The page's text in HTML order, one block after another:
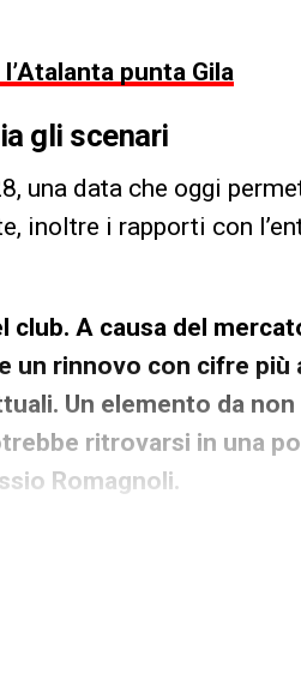
punta Gila
gli scenari
una data che oggi
inoltre i rapporti con
club. A causa del
un rinnovo con cifre più
Un elemento da non
ritrovarsi in una
Romagnoli.